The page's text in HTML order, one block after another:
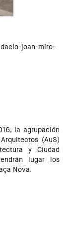
joan-miro-
la agrupación
(AuS)
y Ciudad
lugar los
Nova.